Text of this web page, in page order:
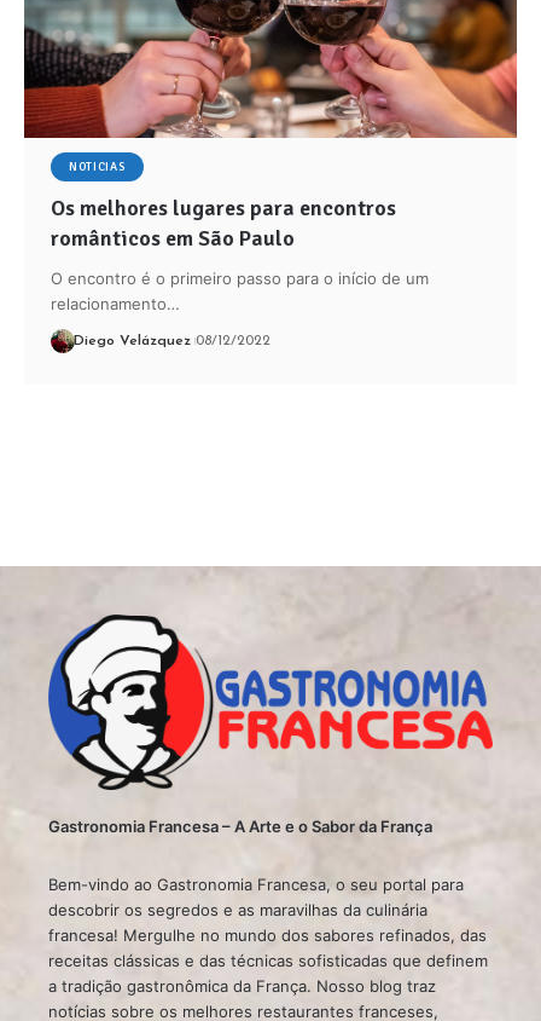
NOTICIAS
Os melhores lugares para encontros
românticos em São Paulo
O encontro é o primeiro passo para o início de um
relacionamento…
Diego Velázquez 08/12/2022
Gastronomia Francesa – A Arte e o Sabor da França
Bem-vindo ao Gastronomia Francesa, o seu portal para
descobrir os segredos e as maravilhas da culinária
francesa! Mergulhe no mundo dos sabores refinados, das
receitas clássicas e das técnicas sofisticadas que definem
a tradição gastronômica da França. Nosso blog traz
notícias sobre os melhores restaurantes franceses,